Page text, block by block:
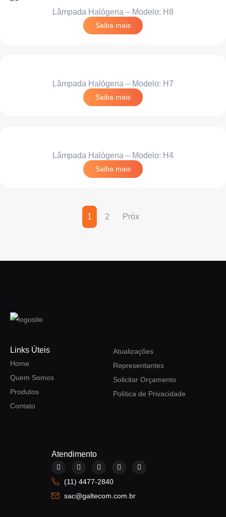
Lâmpada Halógena – Modelo: H8
Saiba mais
Lâmpada Halógena – Modelo: H7
Saiba mais
Lâmpada Halógena – Modelo: H4
Saiba mais
1 2 Próx
Links Úteis
Home
Quem Somos
Produtos
Contato
Atualizações
Representantes
Solicitar Orçamento
Política de Privacidade
Atendimento
F
a
e
b
o
I
n
s
t
a
g
Y
o
u
t
b
L
i
d
W
h
(11) 4477-2840
sac@galtecom.com.br